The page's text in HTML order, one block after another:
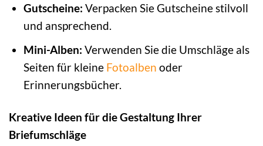
Gutscheine: Verpacken Sie Gutscheine stilvoll
und ansprechend.
Mini-Alben: Verwenden Sie die Umschläge als
Seiten für kleine Fotoalben oder
Erinnerungsbücher.
Kreative Ideen für die Gestaltung Ihrer
Briefumschläge